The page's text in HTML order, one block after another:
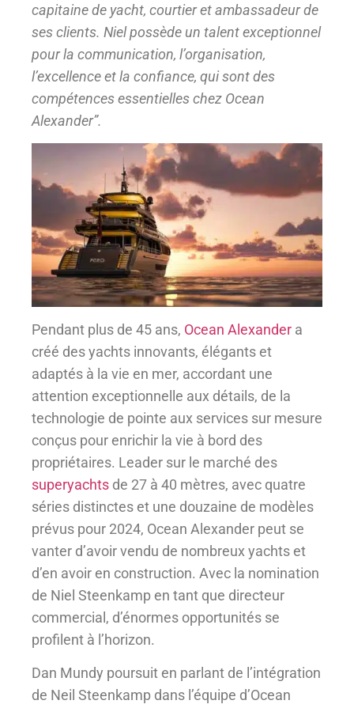
capitaine de yacht, courtier et ambassadeur de
ses clients. Niel possède un talent exceptionnel
pour la communication, l’organisation,
l’excellence et la confiance, qui sont des
compétences essentielles chez Ocean
Alexander”.
Pendant plus de 45 ans, Ocean Alexander a
créé des yachts innovants, élégants et
adaptés à la vie en mer, accordant une
attention exceptionnelle aux détails, de la
technologie de pointe aux services sur mesure
conçus pour enrichir la vie à bord des
propriétaires. Leader sur le marché des
superyachts de 27 à 40 mètres, avec quatre
séries distinctes et une douzaine de modèles
prévus pour 2024, Ocean Alexander peut se
vanter d’avoir vendu de nombreux yachts et
d’en avoir en construction. Avec la nomination
de Niel Steenkamp en tant que directeur
commercial, d’énormes opportunités se
profilent à l’horizon.
Dan Mundy poursuit en parlant de l’intégration
de Neil Steenkamp dans l’équipe d’Ocean